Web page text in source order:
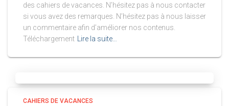
des cahiers de vacances. N’hésitez pas à nous contacter
si vous avez des remarques. N’hésitez pas à nous laisser
un commentaire afin d’améliorer nos contenus.
Téléchargement
Lire la suite…
CAHIERS DE VACANCES